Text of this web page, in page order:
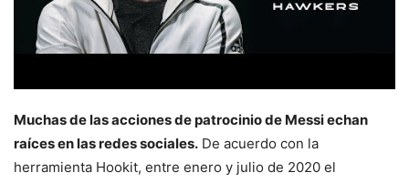
Muchas de las acciones de patrocinio de Messi echan
raíces en las redes sociales. De acuerdo con la
herramienta Hookit, entre enero y julio de 2020 el